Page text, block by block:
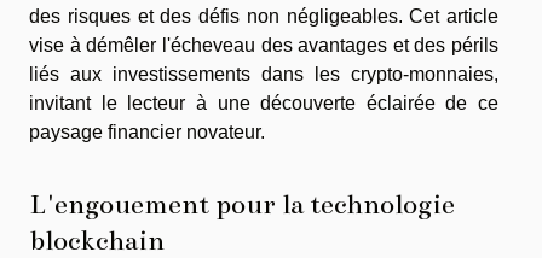
des risques et des défis non négligeables. Cet article
vise à démêler l'écheveau des avantages et des périls
liés aux investissements dans les crypto-monnaies,
invitant le lecteur à une découverte éclairée de ce
paysage financier novateur.
L'engouement pour la technologie
blockchain